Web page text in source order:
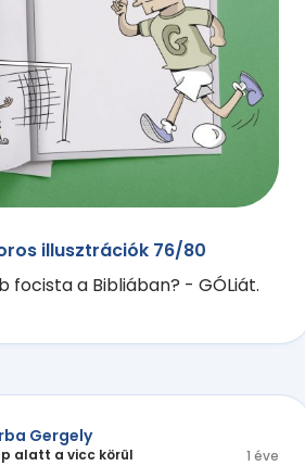
illusztrációk 76/80
focista a Bibliában? - GÓLiát.
Gergely
alatt a vicc körül 1 éve